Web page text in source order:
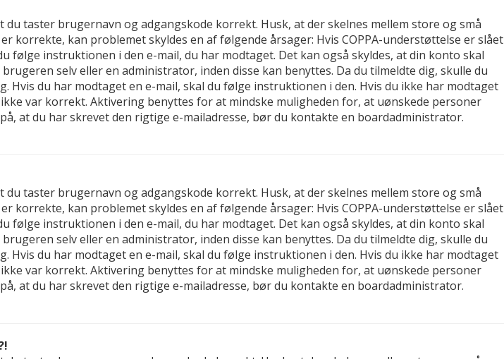
taster brugernavn og adgangskode korrekt. Husk, at der skelnes mellem store og små
korrekte, kan problemet skyldes en af følgende årsager: Hvis COPPA-understøttelse er slået
følge instruktionen i den e-mail, du har modtaget. Det kan også skyldes, at din konto skal
selv eller en administrator, inden disse kan benyttes. Da du tilmeldte dig, skulle du
du har modtaget en e-mail, skal du følge instruktionen i den. Hvis du ikke har modtaget
var korrekt. Aktivering benyttes for at mindske muligheden for, at uønskede personer
at du har skrevet den rigtige e-mailadresse, bør du kontakte en boardadministrator.
taster brugernavn og adgangskode korrekt. Husk, at der skelnes mellem store og små
korrekte, kan problemet skyldes en af følgende årsager: Hvis COPPA-understøttelse er slået
følge instruktionen i den e-mail, du har modtaget. Det kan også skyldes, at din konto skal
selv eller en administrator, inden disse kan benyttes. Da du tilmeldte dig, skulle du
du har modtaget en e-mail, skal du følge instruktionen i den. Hvis du ikke har modtaget
var korrekt. Aktivering benyttes for at mindske muligheden for, at uønskede personer
at du har skrevet den rigtige e-mailadresse, bør du kontakte en boardadministrator.